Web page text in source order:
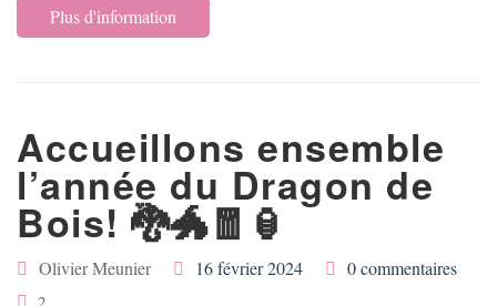
Plus d'information
Accueillons ensemble
l’année du Dragon de
Bois! 🐉🐲🧧🏮
Olivier Meunier 16 février 2024 0 commentaires
2